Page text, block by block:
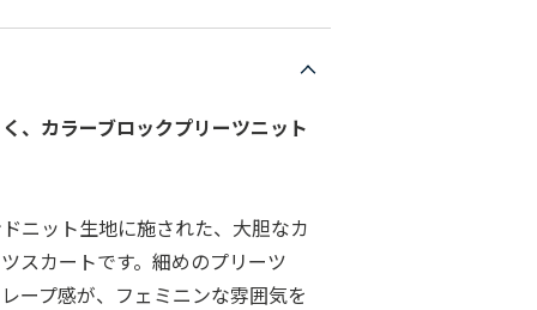
、カラーブロックプリーツニット
ニット生地に施された、大胆なカ
スカートです。細めのプリーツ
ープ感が、フェミニンな雰囲気を